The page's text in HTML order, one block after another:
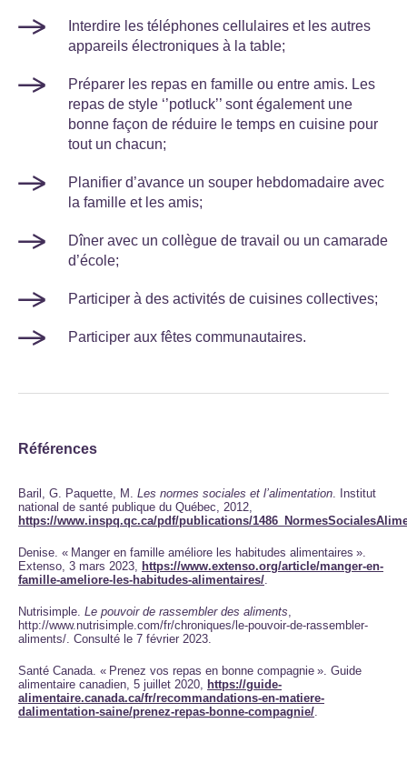
Interdire les téléphones cellulaires et les autres
appareils électroniques à la table;
Préparer les repas en famille ou entre amis. Les
repas de style ‘’potluck’’ sont également une
bonne façon de réduire le temps en cuisine pour
tout un chacun;
Planifier d’avance un souper hebdomadaire avec
la famille et les amis;
Dîner avec un collègue de travail ou un camarade
d’école;
Participer à des activités de cuisines collectives;
Participer aux fêtes communautaires.
Références
Baril, G. Paquette, M. Les normes sociales et l’alimentation. Institut
national de santé publique du Québec, 2012,
https://www.inspq.qc.ca/pdf/publications/
Denise. « Manger en famille améliore les habitudes alimentaires ».
Extenso, 3 mars 2023, https://www.extenso.org/article/manger-en-
famille-ameliore-les-habitudes-alimentaires/.
Nutrisimple. Le pouvoir de rassembler des aliments,
http://www.nutrisimple.com/fr/chroniques/le-pouvoir-de-rassembler-
aliments/. Consulté le 7 février 2023.
Santé Canada. « Prenez vos repas en bonne compagnie ». Guide
alimentaire canadien, 5 juillet 2020, https://guide-
alimentaire.canada.ca/fr/recommandations-en-matiere-
dalimentation-saine/prenez-repas-bonne-compagnie/.